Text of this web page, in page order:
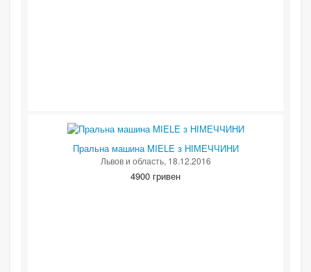
Пральна машина MIELE з НІМЕЧЧИНИ
Львов и область, 18.12.2016
4900 гривен